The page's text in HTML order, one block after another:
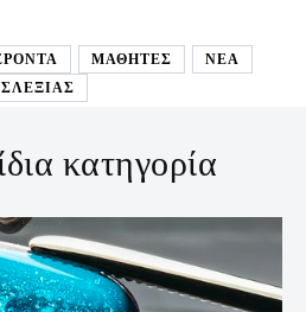
ΜΑΘΗΤΕΣ
ΝΕΑ
κατηγορία